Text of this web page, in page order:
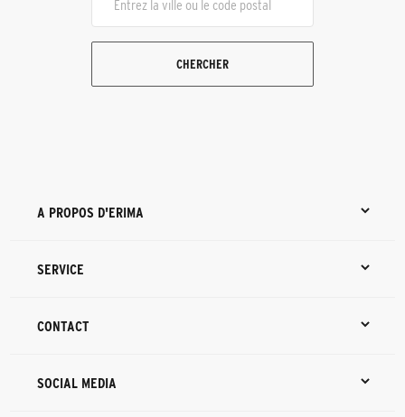
CHERCHER
A PROPOS D'ERIMA
SERVICE
CONTACT
SOCIAL MEDIA